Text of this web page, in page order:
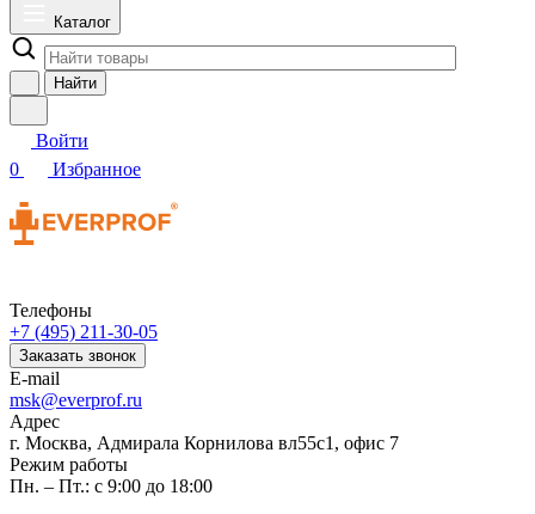
Каталог
Найти
Войти
0
Избранное
Телефоны
+7 (495) 211-30-05
Заказать звонок
E-mail
msk@everprof.ru
Адрес
г. Москва, Адмирала Корнилова вл55с1, офис 7
Режим работы
Пн. – Пт.: с 9:00 до 18:00